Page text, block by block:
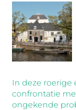
In deze roerige
confrontatie
ongekende